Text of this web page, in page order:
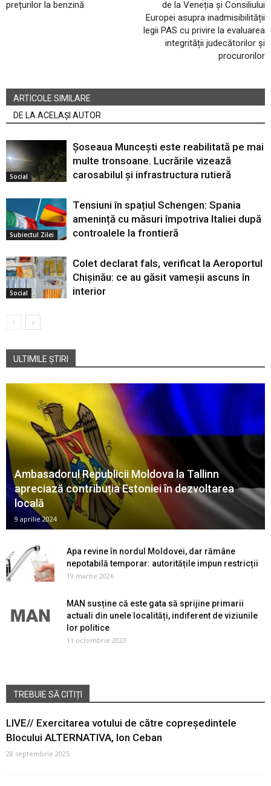
prețurilor la benzină
de la Veneția și Consiliului
Europei asupra inadmisibilității
legii PAS cu privire la evaluarea
integrității judecătorilor și
procurorilor
ARTICOLE SIMILARE
DE LA ACELAȘI AUTOR
Social
Șoseaua Muncești este reabilitată pe mai
multe tronsoane. Lucrările vizează
carosabilul și infrastructura rutieră
Subiectul Zilei
Tensiuni în spațiul Schengen: Spania
amenință cu măsuri împotriva Italiei după
controalele la frontieră
Social
Colet declarat fals, verificat la Aeroportul
Chișinău: ce au găsit vameșii ascuns în
interior
ULTIMILE ȘTIRI
Ambasadorul Republicii Moldova la Tallinn
apreciază contribuția Estoniei în dezvoltarea
locală
9 aprilie 2024
Apa revine în nordul Moldovei, dar rămâne
nepotabilă temporar: autoritățile impun restricții
19 martie 2026
MAN susține că este gata să sprijine primarii
actuali din unele localități, indiferent de viziunile
lor politice
11 octombrie 2023
TREBUIE SĂ CITIȚI
LIVE// Exercitarea votului de către copreședintele
Blocului ALTERNATIVA, Ion Ceban
28 septembrie 2025